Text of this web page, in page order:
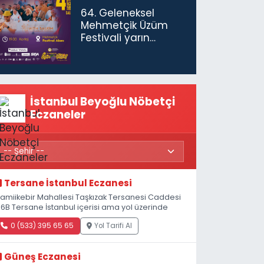
64. Geleneksel
Mehmetçik Üzüm
Festivali yarın
İstanbul Beyoğlu Nöbetçi
Eczaneler
Tersane İstanbul Eczanesi
Mahallesi Taşkızak Tersanesi Caddesi
Tersane İstanbul içerisi ama yol üzerinde
0 (533) 395 65 65 Yol Tarifi Al
Güneş Eczanesi